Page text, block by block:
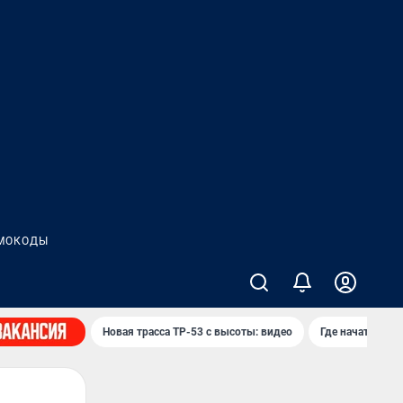
Новая трасса ТР-53 с высоты: видео Где начать